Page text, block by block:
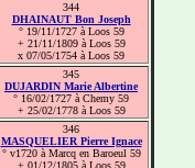
344
DHAINAUT Bon Joseph
° 19/11/1727 à Loos 59
+ 21/11/1809 à Loos 59
x 07/05/1754 à Loos 59
345
DUJARDIN Marie Albertine
° 16/02/1727 à Chemy 59
+ 25/02/1778 à Loos 59
346
MASQUELIER Pierre Ignace
° v1720 à Marcq en Baroeul 59
+ 01/12/1805 à Loos 59